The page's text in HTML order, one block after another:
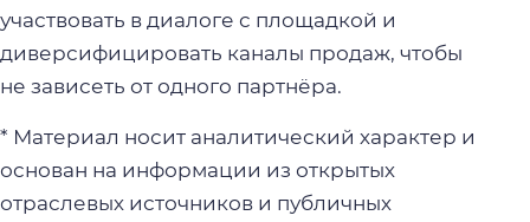
участвовать в диалоге с площадкой и
диверсифицировать каналы продаж, чтобы
не зависеть от одного партнёра.
* Материал носит аналитический характер и
основан на информации из открытых
отраслевых источников и публичных